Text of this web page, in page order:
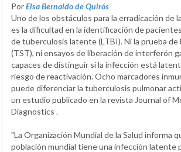
PorElsa Bernaldo de Quirós
Uno de los obstáculos para la erradicación de
es la dificultad en la identificación de
de tuberculosis latente (LTBI). Ni la prueba de
(TST), ni ensayos de liberación de interferón
capaces de distinguir si la infección está
riesgo de reactivación. Ocho marcadores
puede diferenciar la tuberculosis pulmonar
un estudio publicado en la revista Journal of
Diagnostics .
"La Organización Mundial de la Salud informa
población mundial tiene una infección latente